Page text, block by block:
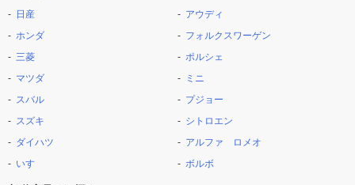
日産
ホンダ
三菱
マツダ
スバル
スズキ
ダイハツ
いすゞ
アウディ
フォルクスワーゲン
ポルシェ
ミニ
プジョー
シトロエン
アルファ ロメオ
ボルボ